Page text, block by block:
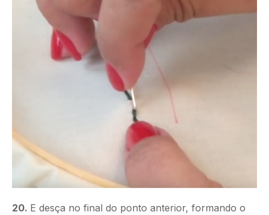
20. E desça no final do ponto anterior, formando o